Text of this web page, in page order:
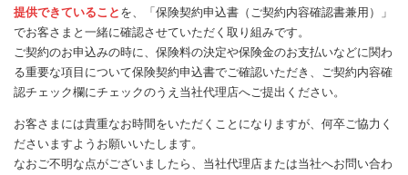
提供できていること を、「保険契約申込書（ご契約内容確認書兼用）」
でお客さまと一緒に確認させていただく取り組みです。
ご契約のお申込みの時に、保険料の決定や保険金のお支払いなどに関わ
る重要な項目について保険契約申込書でご確認いただき、ご契約内容確
認チェック欄にチェックのうえ当社代理店へご提出ください。
お客さまには貴重なお時間をいただくことになりますが、何卒ご協力く
ださいますようお願いいたします。
なおご不明な点がございましたら、当社代理店または当社へお問い合わ